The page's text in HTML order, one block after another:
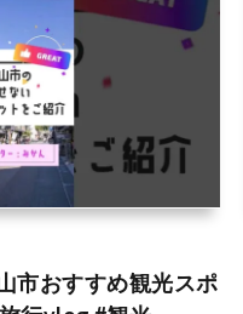
市おすすめ観光スポ